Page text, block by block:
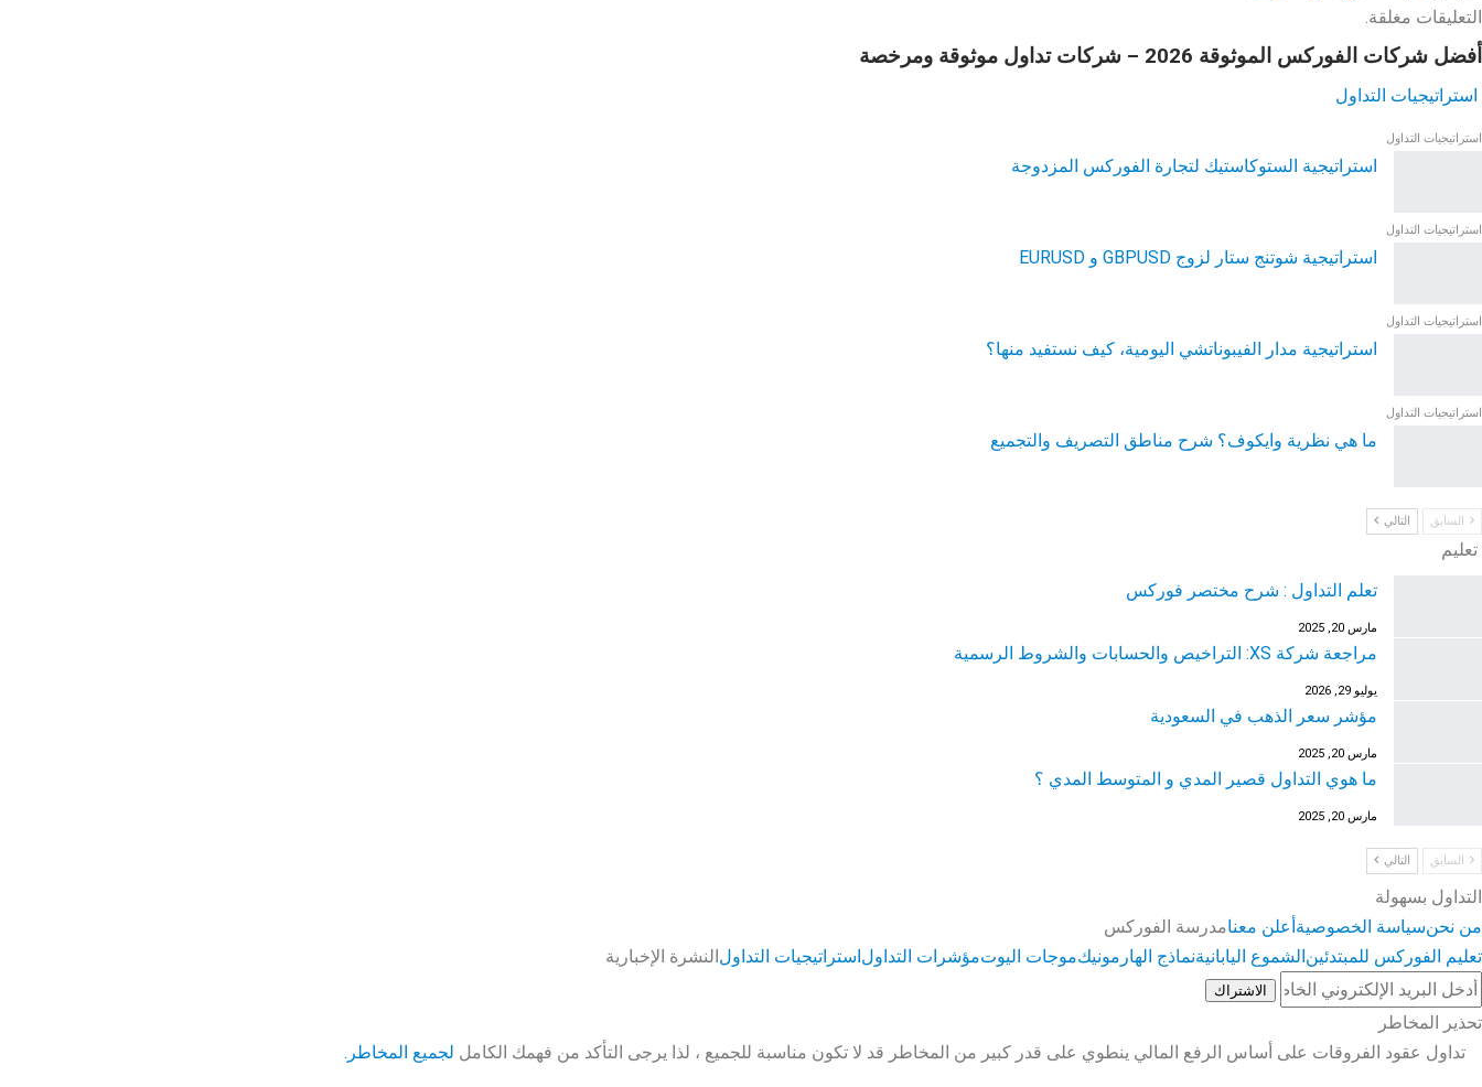
التعليقات مغلقة.
أفضل شركات الفوركس الموثوقة 2026 – شركات تداول موثوقة ومرخصة
استراتيجيات التداول
استراتيجيات التداول
استراتيجية الستوكاستيك لتجارة الفوركس المزدوجة
استراتيجيات التداول
استراتيجية شوتنج ستار لزوج GBPUSD و EURUSD
استراتيجيات التداول
استراتيجية مدار الفيبوناتشي اليومية، كيف نستفيد منها؟
استراتيجيات التداول
ما هي نظرية وايكوف؟ شرح مناطق التصريف والتجميع
السابق التالي
تعليم
تعلم التداول : شرح مختصر فوركس
مارس 20, 2025
مراجعة شركة XS: التراخيص والحسابات والشروط الرسمية
يوليو 29, 2026
مؤشر سعر الذهب في السعودية
مارس 20, 2025
ما هوي التداول قصير المدي و المتوسط المدي ؟
مارس 20, 2025
السابق التالي
التداول بسهولة
من نحنسياسة الخصوصيةأعلن معنامدرسة الفوركس
تعليم الفوركس للمبتدئينالشموع اليابانيةنماذج الهارمونيكموجات اليوتمؤشرات التداولاستراتيجيات التداولالنشرة الإخبارية
الاشتراك
تحذير المخاطر
تداول عقود الفروقات على أساس الرفع المالي ينطوي على قدر كبير من المخاطر قد لا تكون مناسبة للجميع ، لذا يرجى التأكد من فهمك الكامل لجميع المخاطر.